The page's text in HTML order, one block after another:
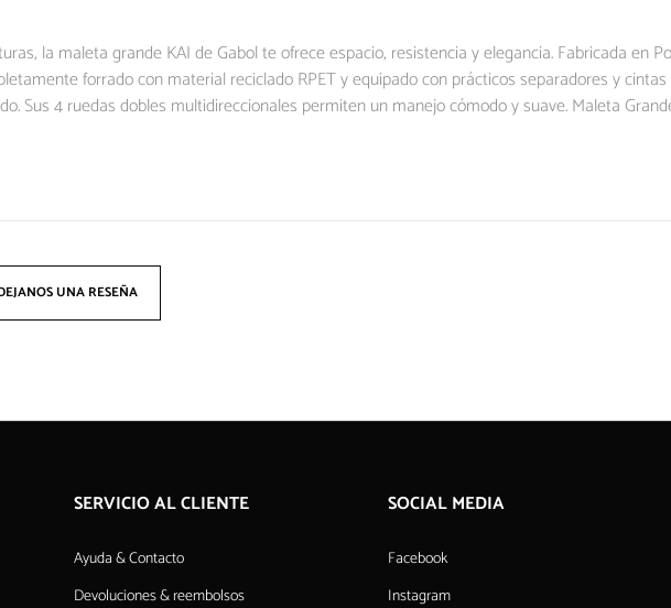
la maleta grande KAI de Gabol te ofrece espacio, resistencia y elegancia. Fabricada en
forrado con material reciclado RPET y equipado con prácticos separadores y
Sus 4 ruedas dobles multidireccionales permiten un manejo cómodo y suave. Maleta
UNA RESEÑA
SERVICIO AL CLIENTE
Ayuda & Contacto
Devoluciones & reembolsos
SOCIAL MEDIA
Facebook
Instagram